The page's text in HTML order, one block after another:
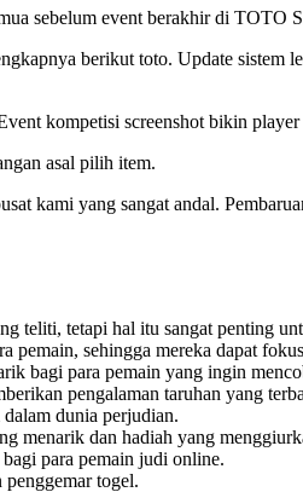
sebelum event berakhir di TOTO
berikut toto. Update sistem
kompetisi screenshot bikin
asal pilih item.
kami yang sangat andal.
teliti, tetapi hal itu sangat penting
sehingga mereka dapat
bagi para pemain yang ingin
pengalaman taruhan yang
dunia perjudian.
menarik dan hadiah yang
para pemain judi online.
penggemar togel.